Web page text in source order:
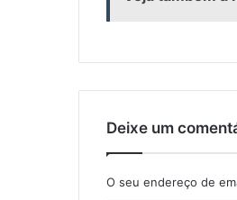
Deixe um
O seu endereço de